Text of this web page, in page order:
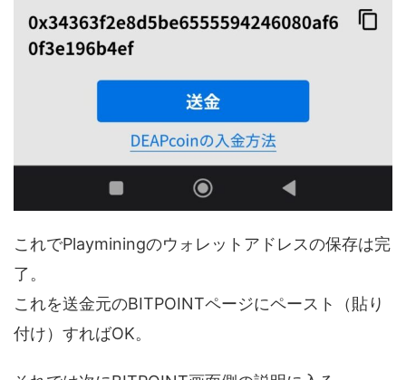
これでPlayminingのウォレットアドレスの保存は完
了。
これを送金元のBITPOINTページにペースト（貼り
付け）すればOK。